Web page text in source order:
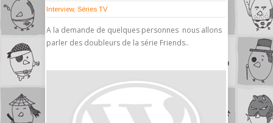
Interview, Séries TV
A la demande de quelques personnes nous allons
parler des doubleurs de la série Friends..